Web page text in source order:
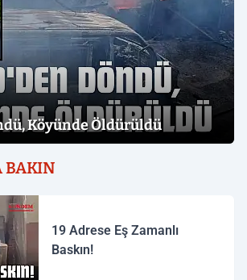
Köyünde Öldürüldü
BAKIN
19 Adrese Eş Zamanlı
Baskın!